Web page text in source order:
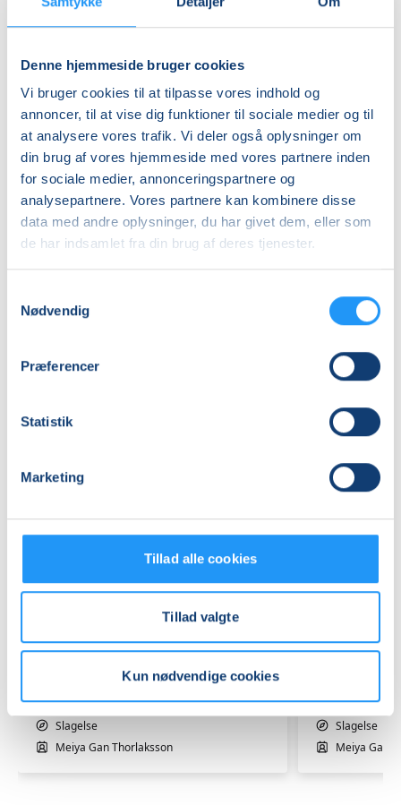
Denne hjemmeside bruger cookies
Vi bruger cookies til at tilpasse vores indhold og
annoncer, til at vise dig funktioner til sociale medier og til
at analysere vores trafik. Vi deler også oplysninger om
din brug af vores hjemmeside med vores partnere inden
for sociale medier, annonceringspartnere og
analysepartnere. Vores partnere kan kombinere disse
data med andre oplysninger, du har givet dem, eller som
de har indsamlet fra din brug af deres tjenester.
Nødvendig
Præferencer
Statistik
Marketing
Tillad alle cookies
Tillad valgte
Kun nødvendige cookies
(Varmtvandsbassinet)
Se på kort
Praktiske oplysninger
Mødegange
Relaterede hold
og
boller
Ledige pladser
lør. 10.10.2026, 13.00
Slagelse
Meiya Gan Thorlaksson
-
til
tallerken
søn.
Slagelse
Meiya Gan